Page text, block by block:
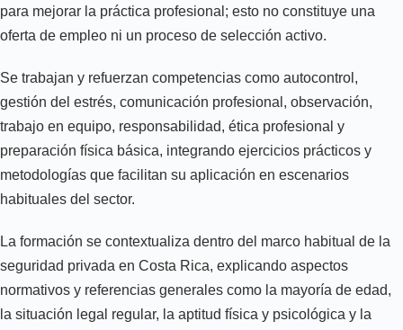
para mejorar la práctica profesional; esto no constituye una
oferta de empleo ni un proceso de selección activo.
Se trabajan y refuerzan competencias como autocontrol,
gestión del estrés, comunicación profesional, observación,
trabajo en equipo, responsabilidad, ética profesional y
preparación física básica, integrando ejercicios prácticos y
metodologías que facilitan su aplicación en escenarios
habituales del sector.
La formación se contextualiza dentro del marco habitual de la
seguridad privada en Costa Rica, explicando aspectos
normativos y referencias generales como la mayoría de edad,
la situación legal regular, la aptitud física y psicológica y la